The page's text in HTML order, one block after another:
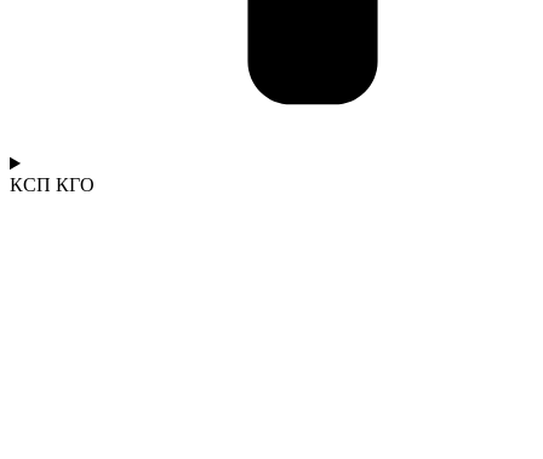
КСП КГО